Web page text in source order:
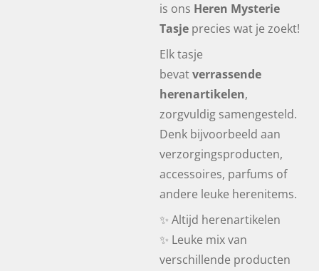
is ons Heren Mysterie
Tasje precies wat je zoekt!
Elk tasje
bevatverrassende
herenartikelen,
zorgvuldig samengesteld.
Denk bijvoorbeeld aan
verzorgingsproducten,
accessoires, parfums of
andere leuke herenitems.
✨ Altijd herenartikelen
✨ Leuke mix van
verschillende producten